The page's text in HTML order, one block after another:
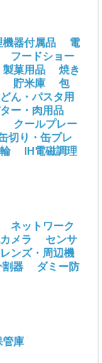
機器付属品
電
フードショー
製菓用品
焼き
貯米庫
包
ん・パスタ用
ー・肉用品
クールプレー
切り・缶プレ
IH電磁調理
ネットワーク
メラ
センサ
レンズ・周辺機
割器
ダミー防
管庫